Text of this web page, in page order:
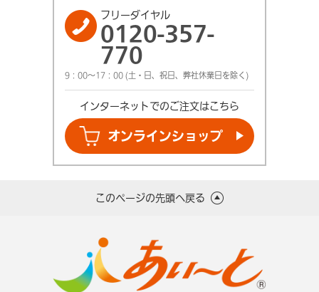
フリーダイヤル
0120-357-
770
9：00～17：00 (土・日、祝日、弊社休業日を除く)
インターネットでのご注文はこちら
オンラインショップ
このページの先頭へ戻る